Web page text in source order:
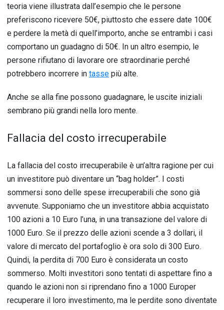
teoria viene illustrata dall’esempio che le persone
preferiscono ricevere 50€, piuttosto che essere date 100€
e perdere la metà di quell’importo, anche se entrambi i casi
comportano un guadagno di 50€. In un altro esempio, le
persone rifiutano di lavorare ore straordinarie perché
potrebbero incorrere in tasse più alte.
Anche se alla fine possono guadagnare, le uscite iniziali
sembrano più grandi nella loro mente.
Fallacia del costo irrecuperabile
La fallacia del costo irrecuperabile è un’altra ragione per cui
un investitore può diventare un “bag holder”. I costi
sommersi sono delle spese irrecuperabili che sono già
avvenute. Supponiamo che un investitore abbia acquistato
100 azioni a 10 Euro l’una, in una transazione del valore di
1000 Euro. Se il prezzo delle azioni scende a 3 dollari, il
valore di mercato del portafoglio è ora solo di 300 Euro.
Quindi, la perdita di 700 Euro è considerata un costo
sommerso. Molti investitori sono tentati di aspettare fino a
quando le azioni non si riprendano fino a 1000 Europer
recuperare il loro investimento, ma le perdite sono diventate